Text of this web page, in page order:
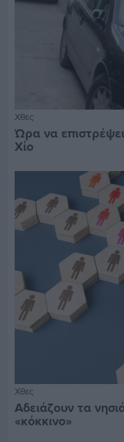
Χθες
Ώρα να
Χίο
Χθες
Αδειάζουν τα
«κόκκινο»